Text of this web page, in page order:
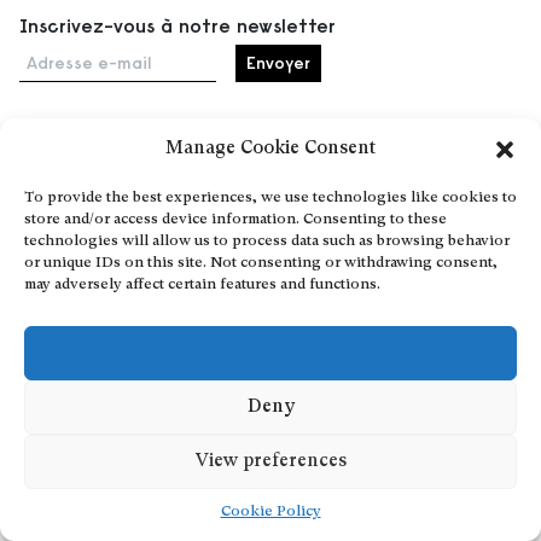
Manage Cookie Consent
To provide the best experiences, we use technologies like cookies to
store and/or access device information. Consenting to these
technologies will allow us to process data such as browsing behavior
or unique IDs on this site. Not consenting or withdrawing consent,
may adversely affect certain features and functions.
Deny
View preferences
Cookie Policy
Inscrivez-vous à notre newsletter
Adresse e-mail
Événements
À propos
Partenaires
Conditions générales
Confidentialité et cookies
Communiquer votre événement